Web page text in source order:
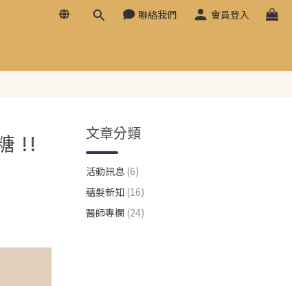
聯絡我們 會員登入
!!
文章分類
活動訊息 (6)
蘊髮新知 (16)
醫師專欄 (24)